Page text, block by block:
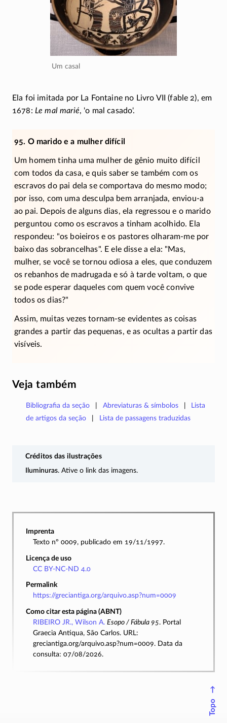
Um casal
Ela foi imitada por La Fontaine no Livro VII (fable 2), em
1678: Le mal marié, 'o mal casado'.
95. O marido e a mulher difícil
Um homem tinha uma mulher de gênio muito difícil
com todos da casa, e quis saber se também com os
escravos do pai dela se comportava do mesmo modo;
por isso, com uma desculpa bem arranjada, enviou-a
ao pai. Depois de alguns dias, ela regressou e o marido
perguntou como os escravos a tinham acolhido. Ela
respondeu:
os boieiros e os pastoresolharam-mepor
baixo das sobrancelhas . E ele disse a ela:
Mas,
mulher, se você se tornou odiosa a eles, que conduzem
os rebanhos de madrugada e só à tarde voltam, o que
se pode esperar daqueles com quem você convive
todos os dias?
Assim, muitas vezes tornam-se evidentes as coisas
grandes a partir das pequenas, e as ocultas a partir das
visíveis.
Veja também
Bibliografia da seção Abreviaturas & símbolos
Lista
de artigos da seção
Lista de passagens traduzidas
Créditos das ilustrações
Iluminuras. Ative o link das imagens.
Imprenta
Texto nº 0009, publicado em 19/11/1997.
Licença de uso
CC BY-NC-ND 4.0
Permalink
https://greciantiga.org/arquivo.asp?num=0009
Como citar esta página (ABNT)
RIBEIRO JR., Wilson A. Esopo / Fábula 95. Portal
Graecia Antiqua, São Carlos. URL:
greciantiga.org/arquivo.asp?num=0009. Data da
consulta: 07/08/2026.
↑
Topo